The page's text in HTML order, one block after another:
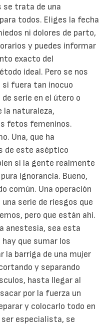
se trata de una
todos. Eliges la fecha
ni dolores de parto,
y puedes informar
exacto del
ideal. Pero se nos
si fuera tan inocuo
serie en el útero o
la naturaleza,
fetos femeninos.
Una, que ha
de este aséptico
si la gente realmente
ignorancia. Bueno,
común. Una operación
serie de riesgos que
pero que están ahí.
anestesia, sea esta
hay que sumar los
la barriga de una mujer
y separando
hasta llegar al
por la fuerza un
y colocarlo todo en
especialista, se